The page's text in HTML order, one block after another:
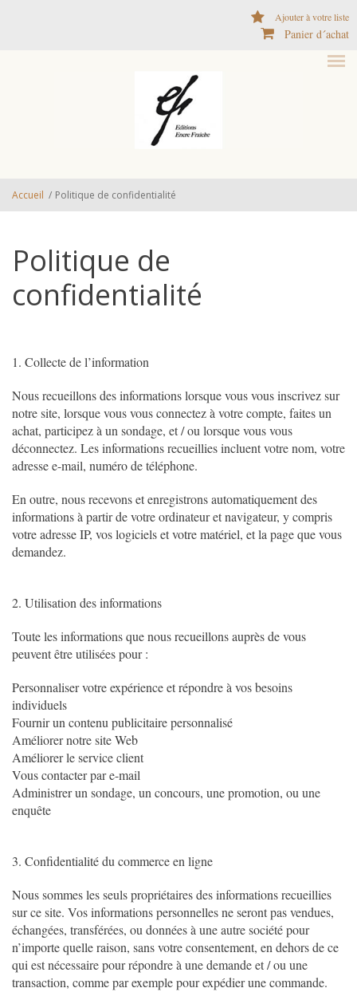
Ajouter à votre liste
Panier d´achat
Accueil / Politique de confidentialité
Politique de
confidentialité
1. Collecte de l’information
Nous recueillons des informations lorsque vous vous inscrivez sur
notre site, lorsque vous vous connectez à votre compte, faites un
achat, participez à un sondage, et / ou lorsque vous vous
déconnectez. Les informations recueillies incluent votre nom, votre
adresse e-mail, numéro de téléphone.
En outre, nous recevons et enregistrons automatiquement des
informations à partir de votre ordinateur et navigateur, y compris
votre adresse IP, vos logiciels et votre matériel, et la page que vous
demandez.
2. Utilisation des informations
Toute les informations que nous recueillons auprès de vous
peuvent être utilisées pour :
Personnaliser votre expérience et répondre à vos besoins
individuels
Fournir un contenu publicitaire personnalisé
Améliorer notre site Web
Améliorer le service client
Vous contacter par e-mail
Administrer un sondage, un concours, une promotion, ou une
enquête
3. Confidentialité du commerce en ligne
Nous sommes les seuls propriétaires des informations recueillies
sur ce site. Vos informations personnelles ne seront pas vendues,
échangées, transférées, ou données à une autre société pour
n’importe quelle raison, sans votre consentement, en dehors de ce
qui est nécessaire pour répondre à une demande et / ou une
transaction, comme par exemple pour expédier une commande.